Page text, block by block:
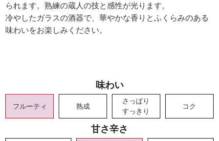
られます。熟練の蔵人の技と感性が光ります。
冷やしたガラスの酒器で、華やかな香りとふくらみのある
味わいをお楽しみください。
味わい
フルーティ 熟成
さっぱり
すっきり
コク
甘さ辛さ